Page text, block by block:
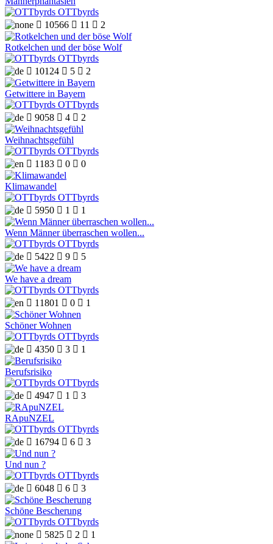
OTTbyrds
 10566  11  2
Rotkelchen und der böse Wolf
OTTbyrds
 10124  5  2
Getwittere in Bayern
OTTbyrds
 9058  4  2
Weihnachtsgefühl
OTTbyrds
 1183  0  0
Klimawandel
OTTbyrds
 5950  1  1
Wenn Männer überraschen wollen...
OTTbyrds
 5422  9  5
We have a dream
OTTbyrds
 11801  0  1
Schöner Wohnen
OTTbyrds
 4350  3  1
Berufsrisiko
OTTbyrds
 4947  1  3
RApuNZEL
OTTbyrds
 16794  6  3
Und nun ?
OTTbyrds
 6048  6  3
Schöne Bescherung
OTTbyrds
 5825  2  1